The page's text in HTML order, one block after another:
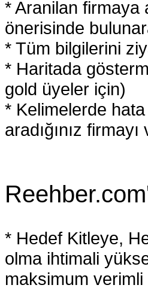
* Aranilan firmaya
önerisinde
* Tüm bilgilerini
* Haritada
gold üyeler için)
* Kelimelerde
aradığınız
* Hedef Kitleye,
olma ihtimali
maksimum